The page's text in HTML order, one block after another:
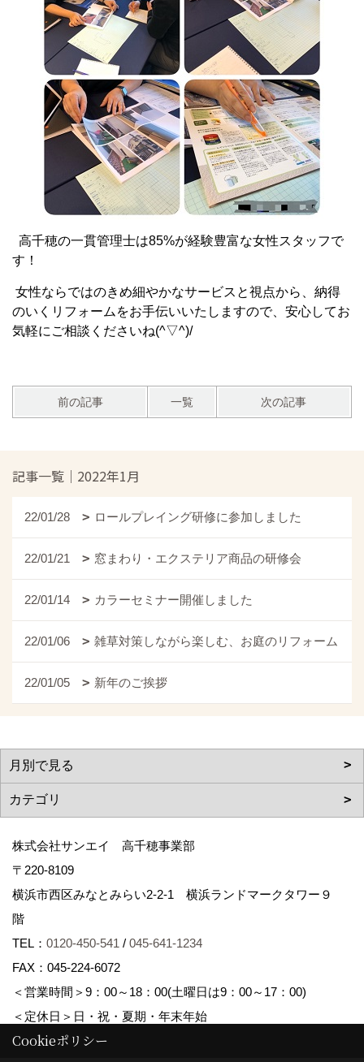
高千穂の一貫管理士は85%が経験豊富な女性スタッフで
す！
女性ならではのきめ細やかなサービスと視点から、納得
のいくリフォームをお手伝いいたしますので、安心してお
気軽にご相談くださいね(^▽^)/
前の記事 一覧 次の記事
記事一覧｜2022年1月
22/01/28 ロールプレイング研修に参加しました
22/01/21 窓まわり・エクステリア商品の研修会
22/01/14 カラーセミナー開催しました
22/01/06 雑草対策しながら楽しむ、お庭のリフォーム
22/01/05 新年のご挨拶
株式会社サンエイ 高千穂事業部
〒220-8109
横浜市西区みなとみらい2-2-1 横浜ランドマークタワー９
階
TEL： 0120-450-541 / 045-641-1234
FAX：045-224-6072
＜営業時間＞9：00～18：00(土曜日は9：00～17：00)
＜定休日＞日・祝・夏期・年末年始
Cookieポリシー